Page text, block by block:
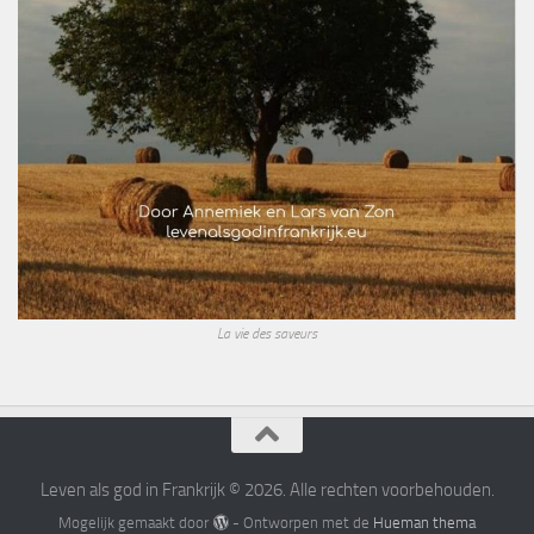
La vie des saveurs
Leven als god in Frankrijk © 2026. Alle rechten voorbehouden.
Mogelijk gemaakt door - Ontworpen met de Hueman thema